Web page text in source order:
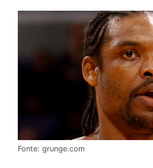
Fonte: grunge.com